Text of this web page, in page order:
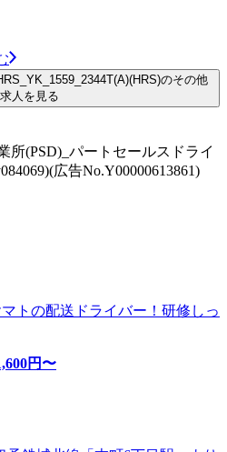
のその他
人を見る
所(PSD)_パートセールスドライ
広告No.Y00000613861)
トの配送ドライバー！研修しっ
円〜